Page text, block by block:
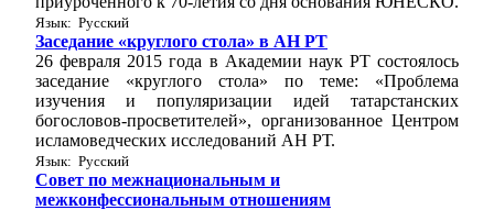
Язык: Русский
Заседание «круглого стола» в АН РТ
26 февраля 2015 года в Академии наук РТ состоялось
заседание «круглого стола» по теме: «Проблема
изучения и популяризации идей татарстанских
богословов-просветителей», организованное Центром
исламоведческих исследований АН РТ.
Язык: Русский
Совет по межнациональным и
межконфессиональным отношениям